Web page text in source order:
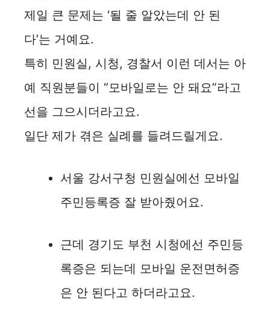
V
i
d
e
o
제일 큰 문제는 ‘될 줄 알았는데 안 된
다’는 거예요.
특히 민원실, 시청, 경찰서 이런 데서는 아
예 직원분들이 “모바일로는 안 돼요”라고
선을 그으시더라고요.
일단 제가 겪은 실례를 들려드릴게요.
서울 강서구청 민원실에선 모바일
주민등록증 잘 받아줬어요.
근데 경기도 부천 시청에선 주민등
록증은 되는데 모바일 운전면허증
은 안 된다고 하더라고요.